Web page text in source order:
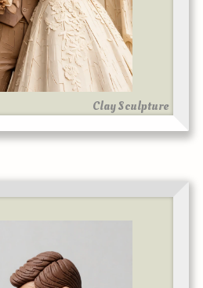
Clay Sculpture